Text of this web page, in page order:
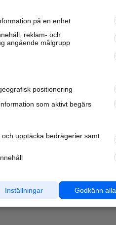
kunder och
nära dig.
mer här
på en enhet
reklam- och
angående målgrupp
positionering
som aktivt begärs
upptäcka bedrägerier samt
Godkänn alla
Inställningar